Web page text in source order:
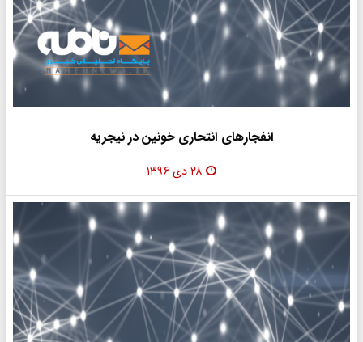
انفجارهای انتحاری خونین در نیجریه
۲۸ دی ۱۳۹۶